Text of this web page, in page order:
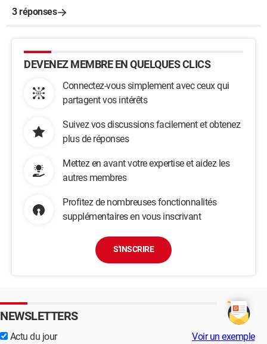
3 réponses
DEVENEZ MEMBRE EN QUELQUES CLICS
Connectez-vous simplement avec ceux qui
partagent vos intérêts
Suivez vos discussions facilement et obtenez
plus de réponses
Mettez en avant votre expertise et aidez les
autres membres
Profitez de nombreuses fonctionnalités
supplémentaires en vous inscrivant
S'INSCRIRE
NEWSLETTERS
Actu du jour Voir un exemple